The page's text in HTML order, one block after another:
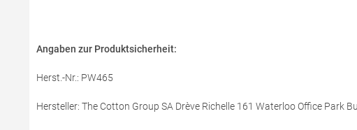
Angaben zur Produktsicherheit:
Herst.-Nr.: PW465
Hersteller: The Cotton Group SA Drève Richelle 161 Waterloo Office Park